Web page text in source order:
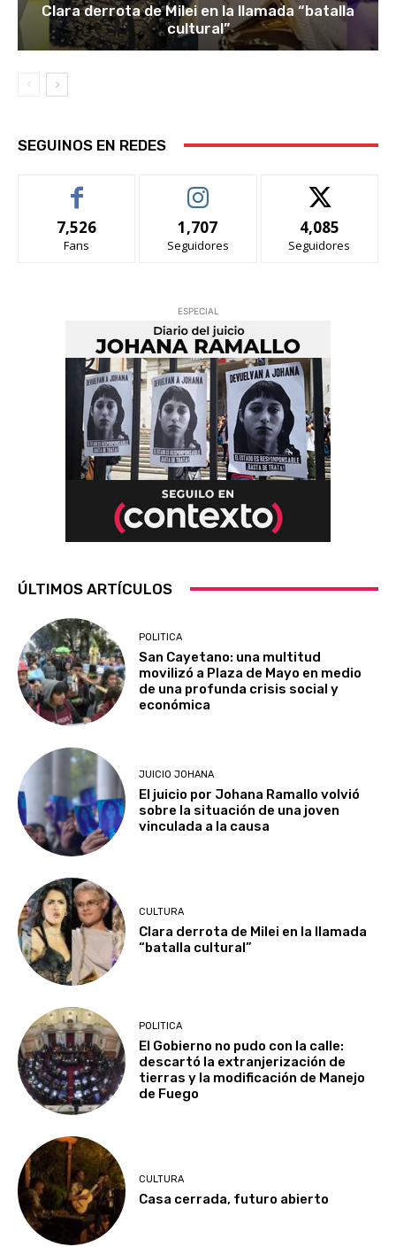
Clara derrota de Milei en la llamada “batalla
cultural”
SEGUINOS EN REDES
7,526
Fans
1,707
Seguidores
4,085
Seguidores
ESPECIAL
ÚLTIMOS ARTÍCULOS
POLITICA
San Cayetano: una multitud
movilizó a Plaza de Mayo en medio
de una profunda crisis social y
económica
JUICIO JOHANA
El juicio por Johana Ramallo volvió
sobre la situación de una joven
vinculada a la causa
CULTURA
Clara derrota de Milei en la llamada
“batalla cultural”
POLITICA
El Gobierno no pudo con la calle:
descartó la extranjerización de
tierras y la modificación de Manejo
de Fuego
CULTURA
Casa cerrada, futuro abierto